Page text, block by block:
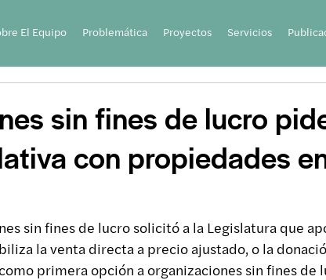
El Equipo Problemática Proyectos Servicios
sin fines de lucro
con propiedades
sin fines de lucro solicitó a la Legislatura que
la venta directa a precio ajustado, o la
primera opción a organizaciones sin fines de